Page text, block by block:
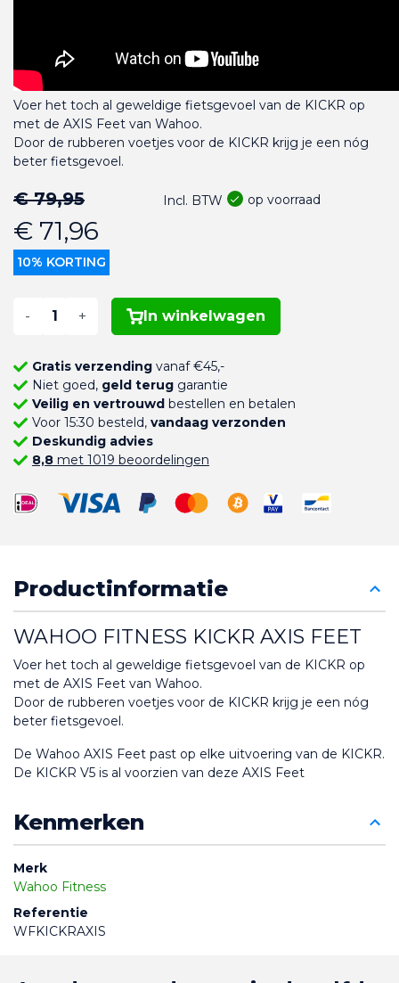
Voer het toch al geweldige fietsgevoel van de KICKR op
met de AXIS Feet van Wahoo.
Door de rubberen voetjes voor de KICKR krijg je een nóg
beter fietsgevoel.
€ 79,95
€ 71,96
10% KORTING
Incl. BTW op voorraad
- + In winkelwagen
Gratis verzendingvanaf €45,-
Niet goed, geld teruggarantie
Veilig en vertrouwdbestellen en betalen
Voor 15:30 besteld, vandaag verzonden
Deskundig advies
8,8met 1019 beoordelingen
Productinformatie
WAHOO FITNESS KICKR AXIS FEET
Voer het toch al geweldige fietsgevoel van de KICKR op
met de AXIS Feet van Wahoo.
Door de rubberen voetjes voor de KICKR krijg je een nóg
beter fietsgevoel.
De Wahoo AXIS Feet past op elke uitvoering van de KICKR.
De KICKR V5 is al voorzien van deze AXIS Feet
Kenmerken
Merk
Wahoo Fitness
Referentie
WFKICKRAXIS